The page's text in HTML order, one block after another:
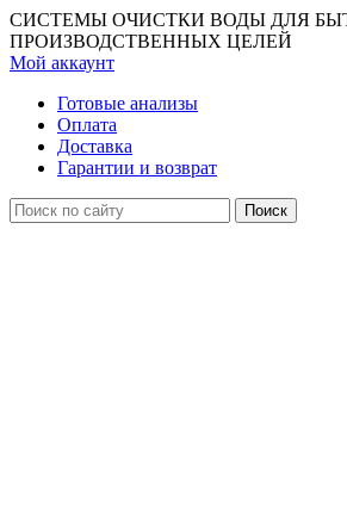
СИСТЕМЫ ОЧИСТКИ ВОДЫ ДЛЯ
ПРОИЗВОДСТВЕННЫХ ЦЕЛЕЙ
Мой аккаунт
Готовые анализы
Оплата
Доставка
Гарантии и возврат
Поиск